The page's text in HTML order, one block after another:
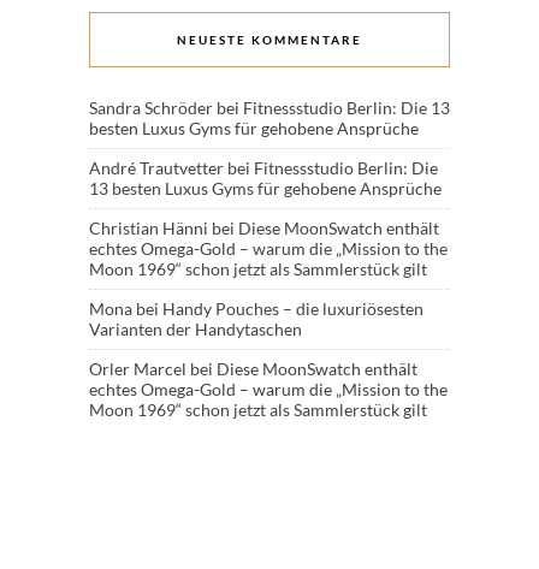
NEUESTE KOMMENTARE
Sandra Schröder bei Fitnessstudio Berlin: Die 13
besten Luxus Gyms für gehobene Ansprüche
André Trautvetter bei Fitnessstudio Berlin: Die
13 besten Luxus Gyms für gehobene Ansprüche
Christian Hänni bei Diese MoonSwatch enthält
echtes Omega-Gold – warum die „Mission to the
Moon 1969“ schon jetzt als Sammlerstück gilt
Mona bei Handy Pouches – die luxuriösesten
Varianten der Handytaschen
Orler Marcel bei Diese MoonSwatch enthält
echtes Omega-Gold – warum die „Mission to the
Moon 1969“ schon jetzt als Sammlerstück gilt